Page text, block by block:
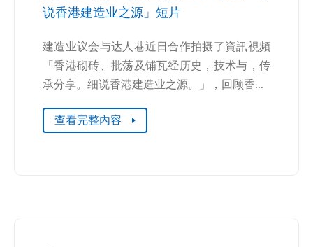
说香港建造业之源」短片
建造业议会与达人巷近日合作拍摄了資訊視頻
「香港砌砖、批荡及铺瓦经历史，技术与，传
承分享。细说香港建造业之源。」，回顾香...
查看完整內容